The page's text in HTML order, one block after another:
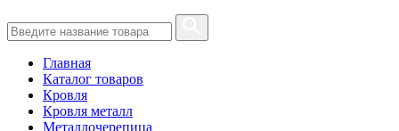
Главная
Каталог товаров
Кровля
Кровля металл
Металлочерепица